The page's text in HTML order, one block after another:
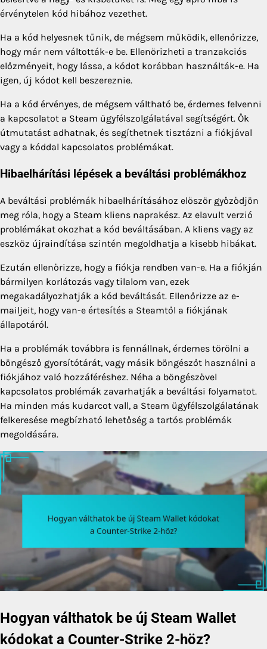
érvénytelen kód hibához vezethet.
Ha a kód helyesnek tűnik, de mégsem működik, ellenőrizze,
hogy már nem váltották-e be. Ellenőrizheti a tranzakciós
előzményeit, hogy lássa, a kódot korábban használták-e. Ha
igen, új kódot kell beszereznie.
Ha a kód érvényes, de mégsem váltható be, érdemes felvenni
a kapcsolatot a Steam ügyfélszolgálatával segítségért. Ők
útmutatást adhatnak, és segíthetnek tisztázni a fiókjával
vagy a kóddal kapcsolatos problémákat.
Hibaelhárítási lépések a beváltási problémákhoz
A beváltási problémák hibaelhárításához először győződjön
meg róla, hogy a Steam kliens naprakész. Az elavult verzió
problémákat okozhat a kód beváltásában. A kliens vagy az
eszköz újraindítása szintén megoldhatja a kisebb hibákat.
Ezután ellenőrizze, hogy a fiókja rendben van-e. Ha a fiókján
bármilyen korlátozás vagy tilalom van, ezek
megakadályozhatják a kód beváltását. Ellenőrizze az e-
mailjeit, hogy van-e értesítés a Steamtől a fiókjának
állapotáról.
Ha a problémák továbbra is fennállnak, érdemes törölni a
böngésző gyorsítótárát, vagy másik böngészőt használni a
fiókjához való hozzáféréshez. Néha a böngészővel
kapcsolatos problémák zavarhatják a beváltási folyamatot.
Ha minden más kudarcot vall, a Steam ügyfélszolgálatának
felkeresése megbízható lehetőség a tartós problémák
megoldására.
Hogyan válthatok be új Steam Wallet
kódokat a Counter-Strike 2-höz?